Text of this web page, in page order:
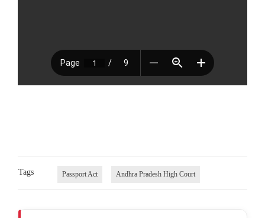
Tags Passport Act Andhra Pradesh High Court